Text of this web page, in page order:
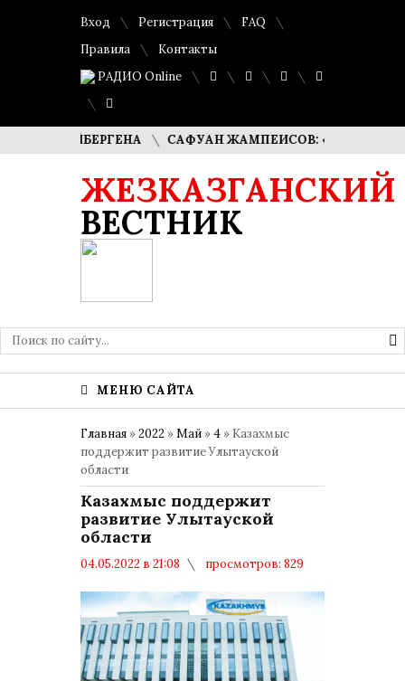
Вход Регистрация
FAQ
Правила
Контакты
РАДИО Online
САФУАН ЖАМПЕИСОВ: «МЫ ХОТИМ
ЖЕЗКАЗГАНСКИЙ
ВЕСТНИК
МЕНЮ САЙТА
Главная »2022 »Май »4 » Казахмыс
поддержит развитие Улытауской
области
Казахмыс поддержит
развитие Улытауской
области
04.05.2022 в 21:08
просмотров: 829